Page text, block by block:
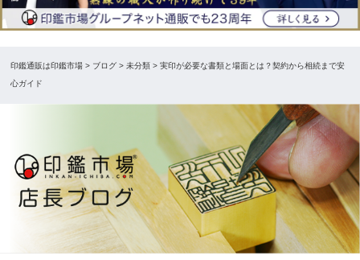
印鑑通販は印鑑市場 > ブログ > 未分類 > 実印が必要な書類と場面とは？契約から相続まで安
心ガイド